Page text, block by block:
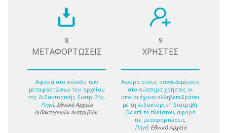
8
ΜΕΤΑΦΟΡΤΩΣΕΙΣ
Αφορά στο σύνολο των
μεταφορτώσων του αρχείου
της διδακτορικής διατριβής.
Πηγή: Εθνικό Αρχείο
Διδακτορικών Διατριβών.
9
ΧΡΗΣΤΕΣ
Αφορά στους συνδεδεμένους
στο σύστημα χρήστες οι
οποίοι έχουν αλληλεπιδράσει
με τη διδακτορική διατριβή.
Ως επί το πλείστον, αφορά
τις μεταφορτώσεις.
Πηγή: Εθνικό Αρχείο